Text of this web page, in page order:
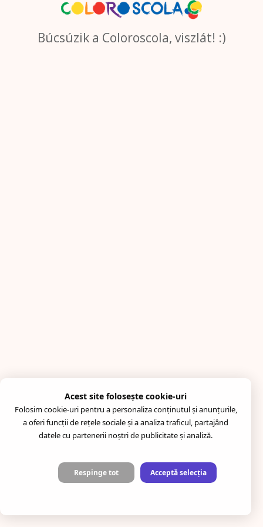
Búcsúzik a Coloroscola, viszlát! :)
Acest site folosește cookie-uri
Folosim cookie-uri pentru a personaliza conținutul și anunțurile,
a oferi funcții de rețele sociale și a analiza traficul, partajând
datele cu partenerii noștri de publicitate și analiză.
Respinge tot Acceptă selecția